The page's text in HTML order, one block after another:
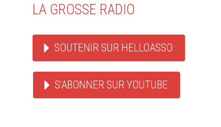
LA GROSSE RADIO
SOUTENIR SUR HELLOASSO
S'ABONNER SUR YOUTUBE